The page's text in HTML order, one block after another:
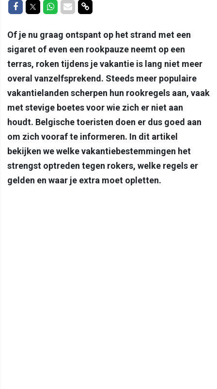
Delen op Facebook
Delen op Twitter
Delen op Whatsapp
Delen via Mail
Delen via link
Of je nu graag ontspant op het strand met een
sigaret of even een rookpauze neemt op een
terras, roken tijdens je vakantie is lang niet meer
overal vanzelfsprekend. Steeds meer populaire
vakantielanden scherpen hun rookregels aan, vaak
met stevige boetes voor wie zich er niet aan
houdt. Belgische toeristen doen er dus goed aan
om zich vooraf te informeren. In dit artikel
bekijken we welke vakantiebestemmingen het
strengst optreden tegen rokers, welke regels er
gelden en waar je extra moet opletten.